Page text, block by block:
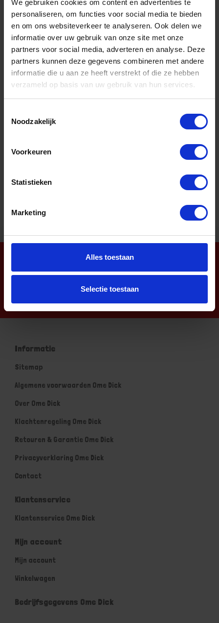
We gebruiken cookies om content en advertenties te
personaliseren, om functies voor social media te bieden
en om ons websiteverkeer te analyseren. Ook delen we
informatie over uw gebruik van onze site met onze
partners voor social media, adverteren en analyse. Deze
partners kunnen deze gegevens combineren met andere
informatie die u aan ze heeft verstrekt of die ze hebben
verzameld op basis van uw gebruik van hun services.
Noodzakelijk
Voorkeuren
Statistieken
Marketing
Alles toestaan
Selectie toestaan
Niet op voorraad, levertijd 1 tot meerdere werkdagen
Gtin: 8715743017841,CPRUV2009
Artikelnummer merk: V2009
€ 200,99 incl. BTW
Prijs per 1 Stuk
Aantal producten tonen
Informatie
Sitemap
Algemene voorwaarden Ome Dick
Over Ome Dick
Klachtenregeling Ome Dick
Retouren & Garantie Ome Dick
Privacyverklaring Ome Dick
Contact
Klantenservice
Klantenservice Ome Dick
Mijn account
Mijn account
Winkelwagen
Bedrijfsgegevens Ome Dick